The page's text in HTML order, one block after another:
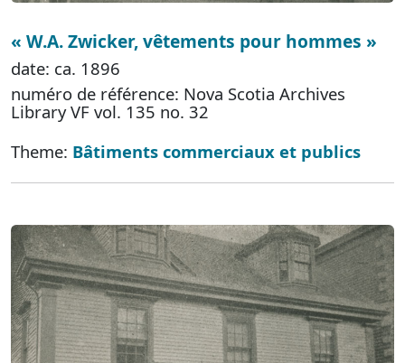
« W.A. Zwicker, vêtements pour hommes »
date: ca. 1896
numéro de référence: Nova Scotia Archives
Library VF vol. 135 no. 32
Theme: Bâtiments commerciaux et publics